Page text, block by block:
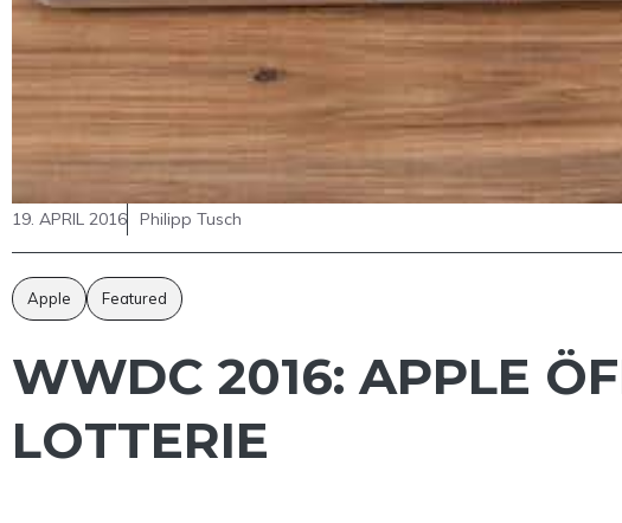
19. APRIL 2016 Philipp Tusch
Apple Featured
WWDC 2016: APPLE
LOTTERIE